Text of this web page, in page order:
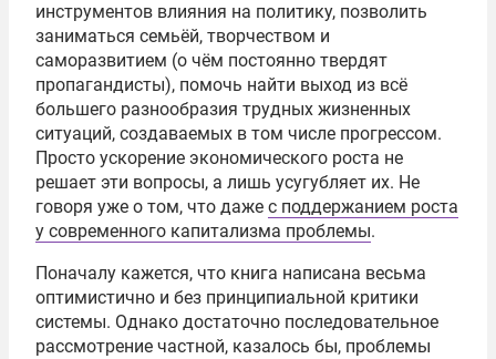
инструментов влияния на политику, позволить
заниматься семьёй, творчеством и
саморазвитием (о чём постоянно твердят
пропагандисты), помочь найти выход из всё
большего разнообразия трудных жизненных
ситуаций, создаваемых в том числе прогрессом.
Просто ускорение экономического роста не
решает эти вопросы, а лишь усугубляет их. Не
говоря уже о том, что даже с поддержанием роста
у современного капитализма проблемы.
Поначалу кажется, что книга написана весьма
оптимистично и без принципиальной критики
системы. Однако достаточно последовательное
рассмотрение частной, казалось бы, проблемы